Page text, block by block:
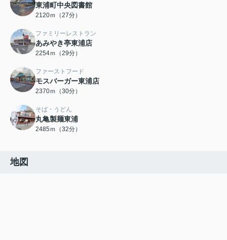
東浦町中央図書館
2120ｍ（27分）
ファミリーレストラン
あみやき亭東浦店
2254ｍ（29分）
ファーストフード
モスバーガー東浦店
2370ｍ（30分）
そば・うどん
丸亀製麺東浦
2485ｍ（32分）
地図